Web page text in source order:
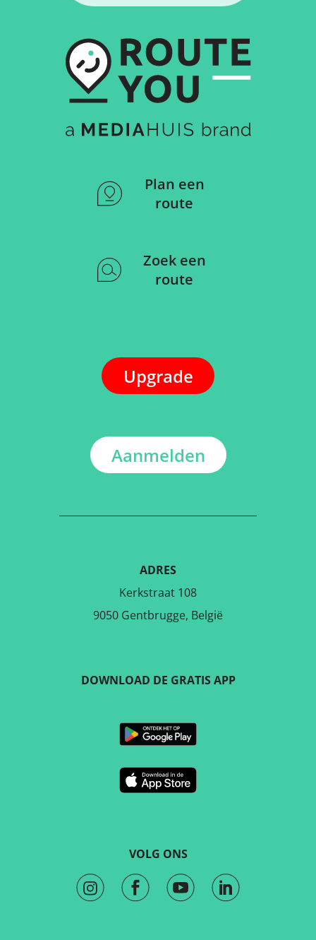
Plan een
route
Zoek een
route
Upgrade
Aanmelden
ADRES
Kerkstraat 108
9050 Gentbrugge, België
VOLG ONS
DOWNLOAD DE GRATIS APP